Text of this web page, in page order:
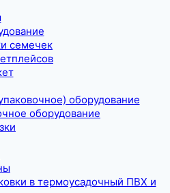
семечек
оборудование
оборудование
в термоусадочный ПВХ и